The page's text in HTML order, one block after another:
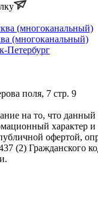
(многоканальный)
(многоканальный)
Петербург
поля, 7 стр. 9
на то, что данный
характер
офертой,
(2) Гражданского